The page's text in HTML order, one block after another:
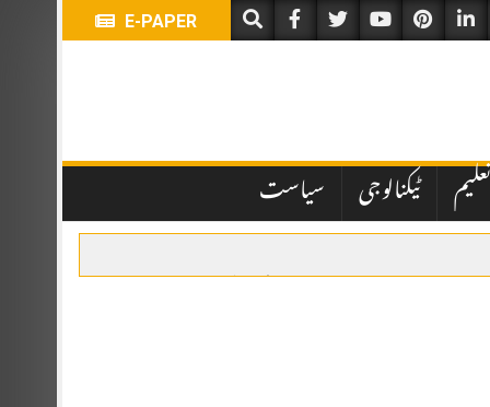
E-PAPER
تعلیم ٹیکنالوجی سیاست
نے انتظامی اور قانونی پہلوؤں پر سوالات کھڑے کر دیے ہیں۔